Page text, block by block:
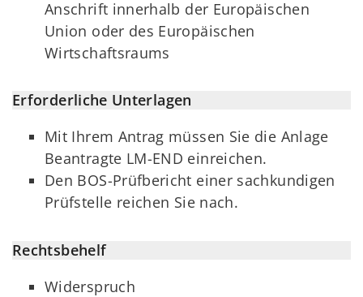
Anschrift innerhalb der Europäischen
Union oder des Europäischen
Wirtschaftsraums
Erforderliche Unterlagen
Mit Ihrem Antrag müssen Sie die Anlage
Beantragte LM-END einreichen.
Den BOS-Prüfbericht einer sachkundigen
Prüfstelle reichen Sie nach.
Rechtsbehelf
Widerspruch